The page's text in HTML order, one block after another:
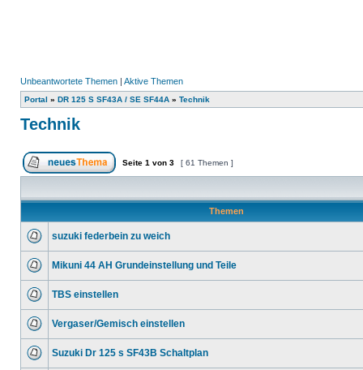
Unbeantwortete Themen | Aktive Themen
Portal » DR 125 S SF43A / SE SF44A » Technik
Technik
Seite 1 von 3 [ 61 Themen ]
Themen
suzuki federbein zu weich
Mikuni 44 AH Grundeinstellung und Teile
TBS einstellen
Vergaser/Gemisch einstellen
Suzuki Dr 125 s SF43B Schaltplan